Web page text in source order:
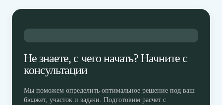
Не знаете, с чего начать? Начните с
консультации
Мы поможем определить оптимальное решение под ваш
бюджет, участок и задачи. Подготовим расчет с